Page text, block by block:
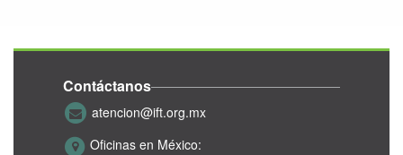
Contáctanos
atencion@ift.org.mx
Oficinas en México: